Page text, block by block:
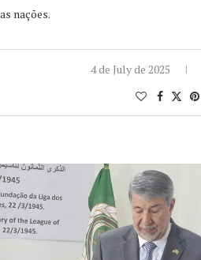
as nações.
4 de July de 2025